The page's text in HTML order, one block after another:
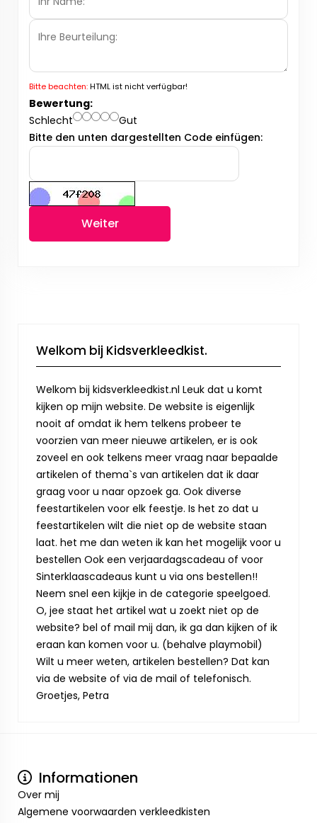
Bitte beachten:HTML ist nicht verfügbar!
Bewertung:
Schlecht
Gut
Bitte den unten dargestellten Code einfügen:
Weiter
Welkom bij Kidsverkleedkist.
Welkom bij kidsverkleedkist.nl Leuk dat u komt
kijken op mijn website. De website is eigenlijk
nooit af omdat ik hem telkens probeer te
voorzien van meer nieuwe artikelen, er is ook
zoveel en ook telkens meer vraag naar bepaalde
artikelen of thema`s van artikelen dat ik daar
graag voor u naar opzoek ga. Ook diverse
feestartikelen voor elk feestje. Is het zo dat u
feestartikelen wilt die niet op de website staan
laat. het me dan weten ik kan het mogelijk voor u
bestellen Ook een verjaardagscadeau of voor
Sinterklaascadeaus kunt u via ons bestellen!!
Neem snel een kijkje in de categorie speelgoed.
O, jee staat het artikel wat u zoekt niet op de
website? bel of mail mij dan, ik ga dan kijken of ik
eraan kan komen voor u. (behalve playmobil)
Wilt u meer weten, artikelen bestellen? Dat kan
via de website of via de mail of telefonisch.
Groetjes, Petra
Informationen
Over mij
Algemene voorwaarden verkleedkisten